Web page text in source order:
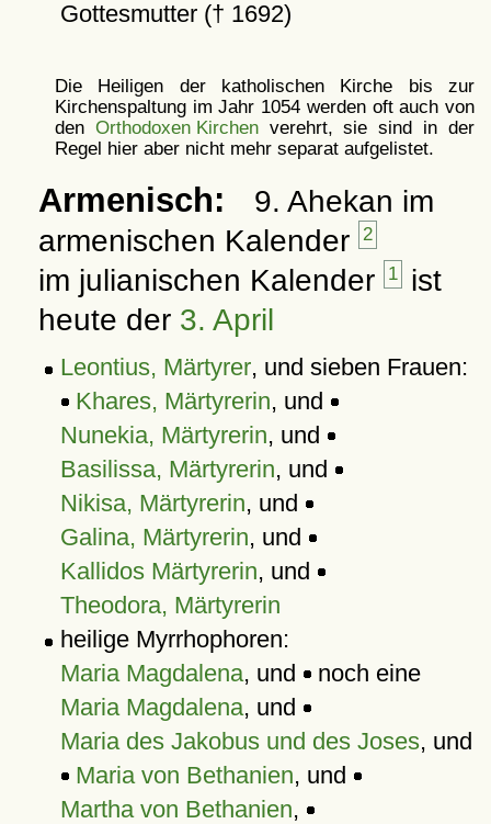
Gottesmutter († 1692)
Die Heiligen der katholischen Kirche bis zur
Kirchenspaltung im Jahr 1054 werden oft auch von
den Orthodoxen Kirchenverehrt, sie sind in der
Regel hier aber nicht mehr separat aufgelistet.
Armenisch:
9. Ahekan im
armenischen Kalender
2
im julianischen Kalender 1 ist
heute der 3. April
Leontius, Märtyrer, und sieben Frauen:
Khares, Märtyrerin, und
Nunekia, Märtyrerin, und
Basilissa, Märtyrerin, und
Nikisa, Märtyrerin, und
Galina, Märtyrerin, und
Kallidos Märtyrerin, und
Theodora, Märtyrerin
heilige Myrrhophoren:
Maria Magdalena, und noch eine
Maria Magdalena, und
Maria des Jakobus und des Joses, und
Maria von Bethanien, und
Martha von Bethanien,